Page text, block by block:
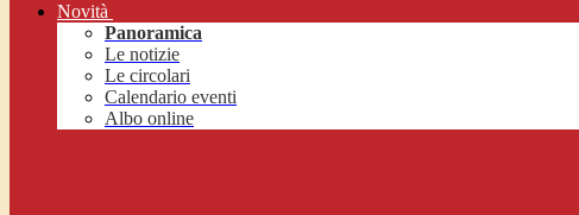
Novità
Panoramica
Le notizie
Le circolari
Calendario eventi
Albo online